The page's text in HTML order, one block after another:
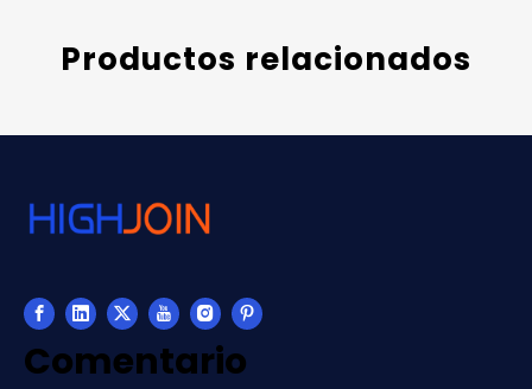
Productos relacionados
Comentario